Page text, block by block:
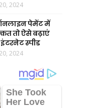
2024
पेमेंट में
तो ऐसे बढ़ाएं
स्पीड
2024